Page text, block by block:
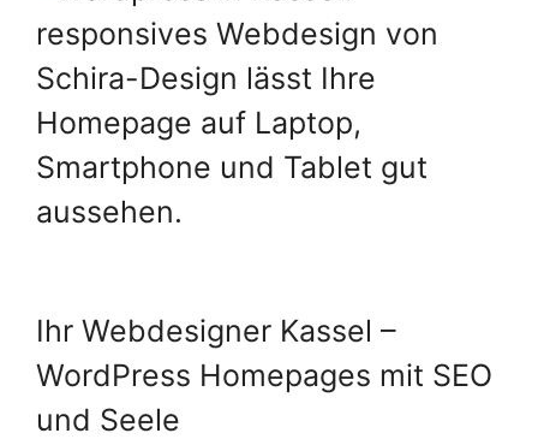
Ihr Webdesigner Kassel –
WordPress Homepages mit SEO
und Seele